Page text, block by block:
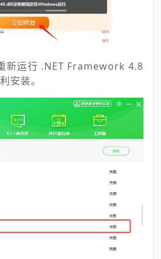
新运行 .NET Framework 4.8
安装。